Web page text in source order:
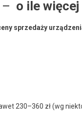
o ile więcej
sprzedaży
230–360 zł (wg